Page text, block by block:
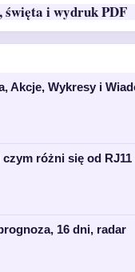
święta i wydruk PDF
Akcje, Wykresy i
czym różni się od
16 dni, radar